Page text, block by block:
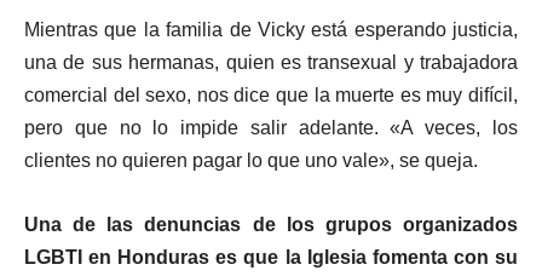
Mientras que la familia de Vicky está esperando justicia,
una de sus hermanas, quien es transexual y trabajadora
comercial del sexo, nos dice que la muerte es muy difícil,
pero que no lo impide salir adelante. «A veces, los
clientes no quieren pagar lo que uno vale», se queja.
Una de las denuncias de los grupos organizados
LGBTI en Honduras es que la Iglesia fomenta con su